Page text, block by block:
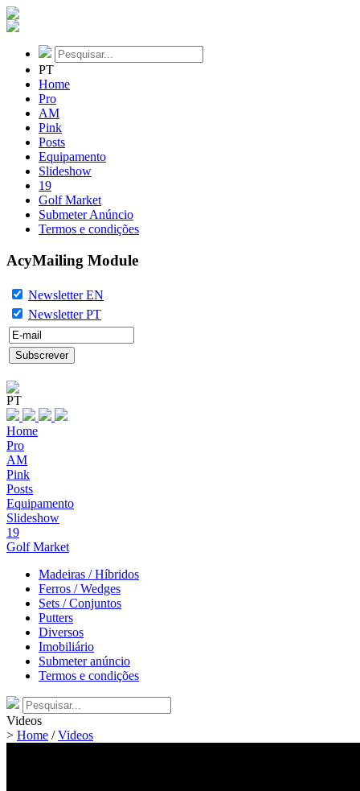
PT
Home
Pro
AM
Pink
Posts
Equipamento
Slideshow
19
Golf Market
Submeter Anúncio
Termos e condições
AcyMailing Module
Newsletter EN
Newsletter PT
PT
Home
Pro
AM
Pink
Posts
Equipamento
Slideshow
19
Golf Market
Madeiras / Híbridos
Ferros / Wedges
Sets / Conjuntos
Putters
Diversos
Imobiliário
Submeter anúncio
Termos e condições
Videos
> Home /Videos